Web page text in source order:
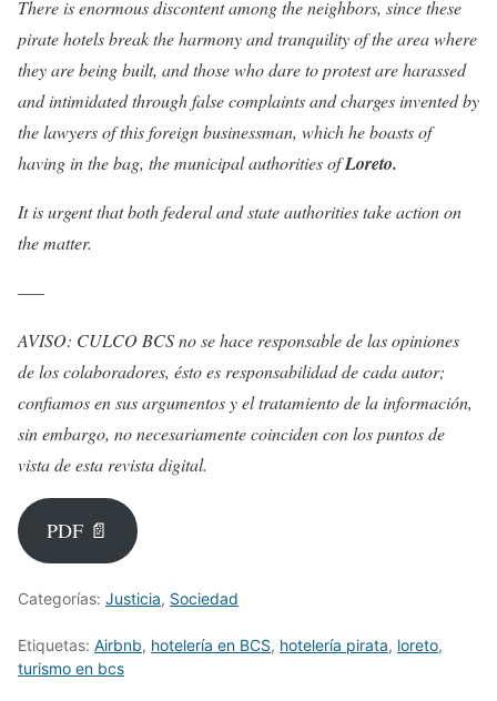
There is enormous discontent among the neighbors, since these
pirate hotels break the harmony and tranquility of the area where
they are being built, and those who dare to protest are harassed
and intimidated through false complaints and charges invented by
the lawyers of this foreign businessman, which he boasts of
having in the bag, the municipal authorities ofLoreto.
It is urgent that both federal and state authorities take action on
the matter.
—–
AVISO: CULCO BCS no se hace responsable de las opiniones
de los colaboradores, ésto es responsabilidad de cada autor;
confiamos en sus argumentos y el tratamiento de la información,
sin embargo, no necesariamente coinciden con los puntos de
vista de esta revista digital.
PDF 📄
Categorías: Justicia, Sociedad
Etiquetas: Airbnb, hotelería en BCS, hotelería pirata, loreto,
turismo en bcs